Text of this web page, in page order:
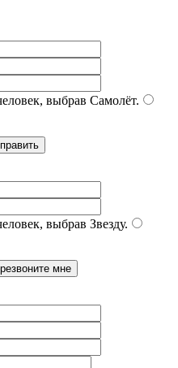
выбрав Самолёт.
выбрав Звезду.